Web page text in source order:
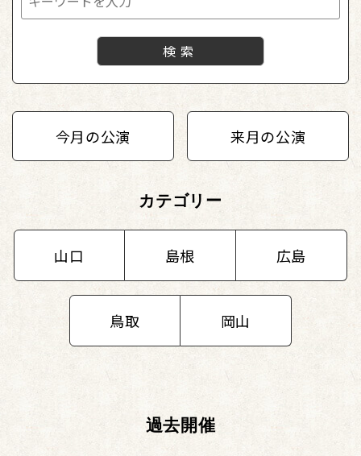
今月の公演 来月の公演
カテゴリー
山口 島根 広島
鳥取 岡山
過去開催